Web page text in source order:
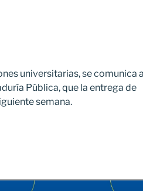
universitarias, se comunica
Pública, que la entrega de
semana.